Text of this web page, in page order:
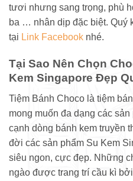
tươi nhưng sang trọng, phù
ba … nhân dịp đặc biệt. Quý
tại Link Facebook nhé.
Tại Sao Nên Chọn
Kem Singapore Đẹp
Tiệm Bánh Choco là tiệm
mong muốn đa dạng các
cạnh dòng bánh kem truyền
đời các sản phẩm Su Kem
siêu ngon, cực đẹp. Những
ngào được trang trí cầu kì